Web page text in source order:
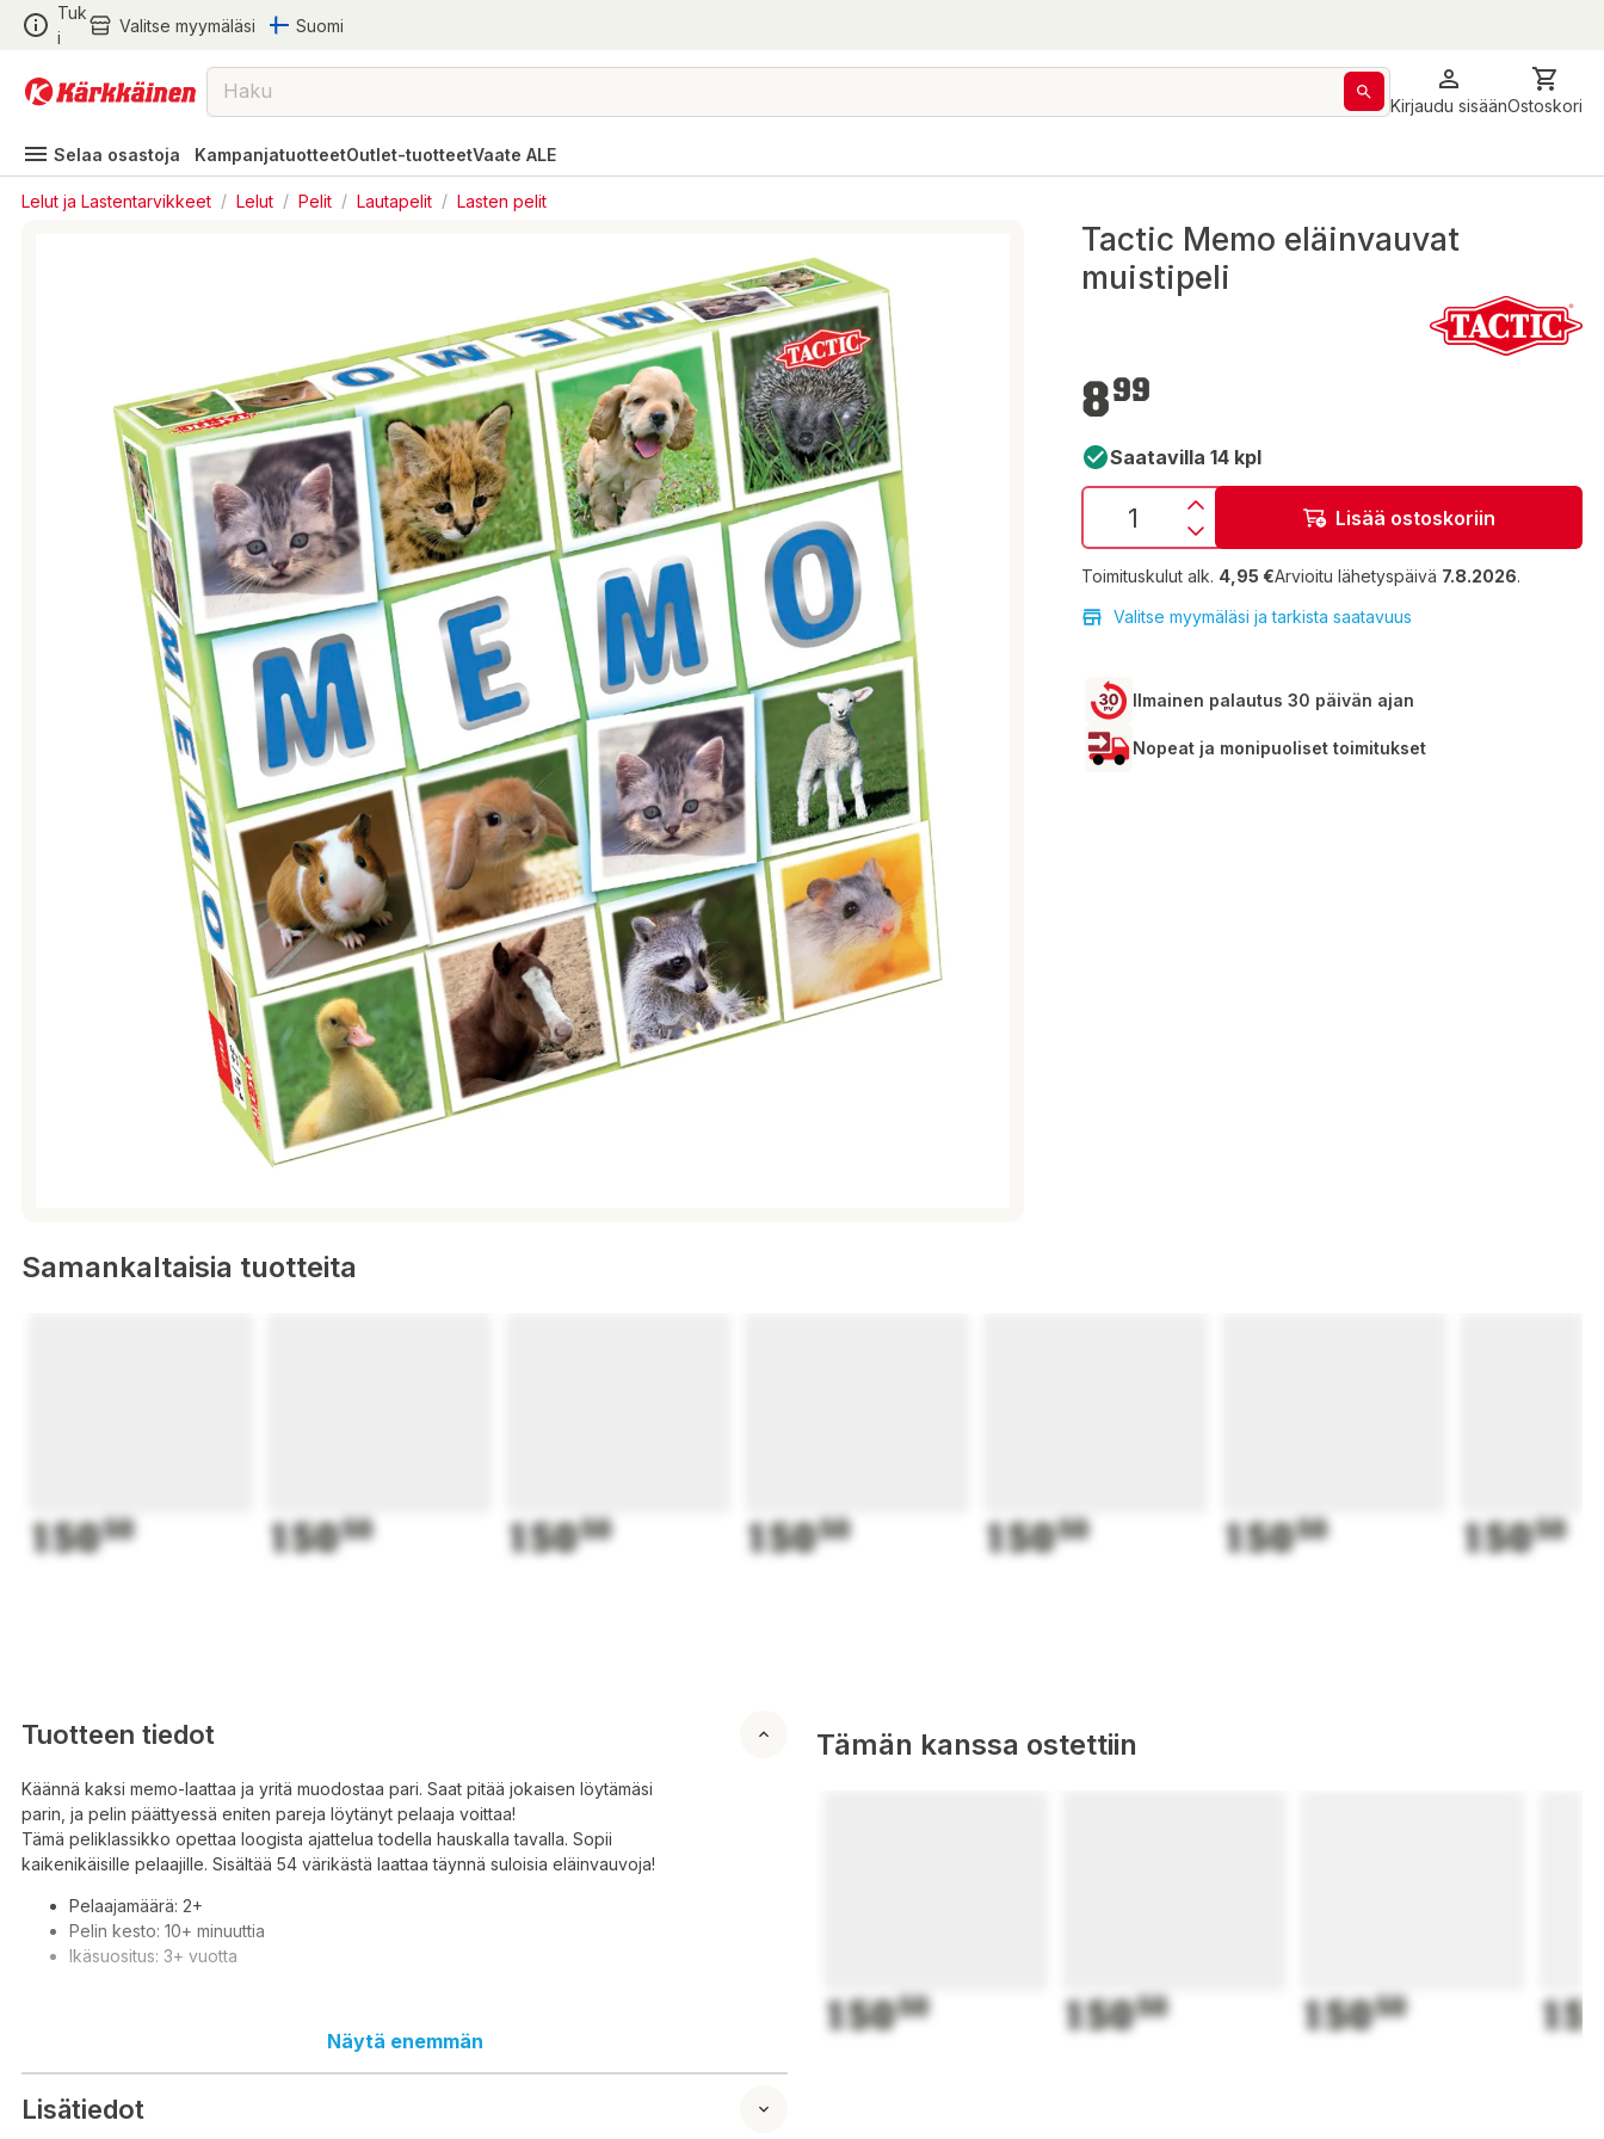
Tuk
i
Valitse myymäläsi Suomi
Kirjaudu sisäänOstoskori
Selaa osastoja KampanjatuotteetOutlet-tuotteetVaate ALE
Lelut ja Lastentarvikkeet / Lelut / Pelit / Lautapelit / Lasten pelit
Tactic Memo eläinvauvat
muistipeli
8,99 €
899
Saatavilla 14 kpl
Lisää ostoskoriin
Toimituskulut alk. 4,95 €Arvioitu lähetyspäivä 7.8.2026.
Valitse myymäläsi ja tarkista saatavuus
Ilmainen palautus 30 päivän ajan
Nopeat ja monipuoliset toimitukset
Samankaltaisia tuotteita
15050 15050 15050 15050 15050 15050 15050
Tuotteen tiedot
Käännä kaksi memo-laattaa ja yritä muodostaa pari. Saat pitää jokaisen löytämäsi
parin, ja pelin päättyessä eniten pareja löytänyt pelaaja voittaa!
Tämä peliklassikko opettaa loogista ajattelua todella hauskalla tavalla. Sopii
kaikenikäisille pelaajille. Sisältää 54 värikästä laattaa täynnä suloisia eläinvauvoja!
Pelaajamäärä: 2+
Pelin kesto: 10+ minuuttia
Ikäsuositus: 3+ vuotta
Vänd på två memobrickor och försök skapa ett par. Du får behålla varje par du
hittar, och i slutet av spelet vinner spelaren som hittade flest par!
Detta klassiska spel lär ut logiskt tänkande på ett riktigt roligt sätt. Lämplig för
spelare i alla åldrar. Innehåller 54 färgglada brickor fulla av söta djurbebisar!
Näytä enemmän
Lisätiedot
Tämän kanssa ostettiin
15050 15050 15050